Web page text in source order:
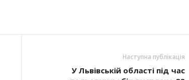
Наступна публікація
У Львівській області під час